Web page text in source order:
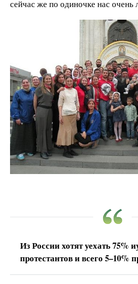
сейчас же по одиночке нас очень
Из России хотят уехать 75%
протестантов и всего 5–10%